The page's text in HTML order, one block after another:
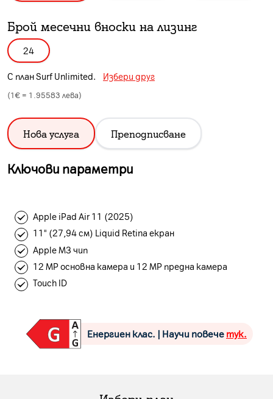
Брой месечни вноски на лизинг
24
С планSurf Unlimited. Избери друг
(1€ = 1.95583 лева)
Нова услуга Преподписване
Ключови параметри
Apple iPad Air 11 (2025)
11" (27,94 см) Liquid Retina екран
Apple M3 чип
12 MP основна камера и 12 MP предна камера
Touch ID
Енергиен клас. | Научи повече тук.